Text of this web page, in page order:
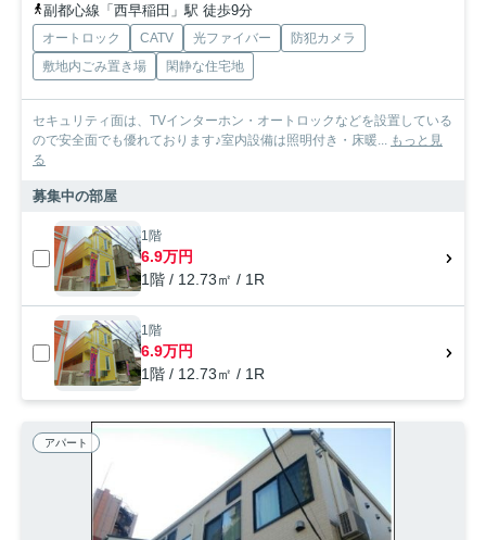
副都心線「西早稲田」駅 徒歩9分
オートロック CATV 光ファイバー
防犯カメラ
敷地内ごみ置き場
閑静な住宅地
セキュリティ面は、TVインターホン・オートロックなどを設置している
ので安全面でも優れております♪室内設備は照明付き・床暖... もっと見
る
募集中の部屋
1階
6.9万円
1階 / 12.73㎡ / 1R
1階
6.9万円
1階 / 12.73㎡ / 1R
アパート